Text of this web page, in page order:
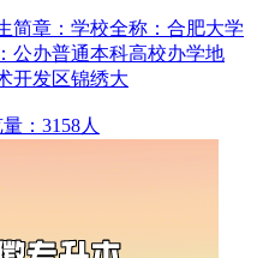
简章：学校全称：合肥大学
公办普通本科高校办学地
开发区锦绣大
：3158人